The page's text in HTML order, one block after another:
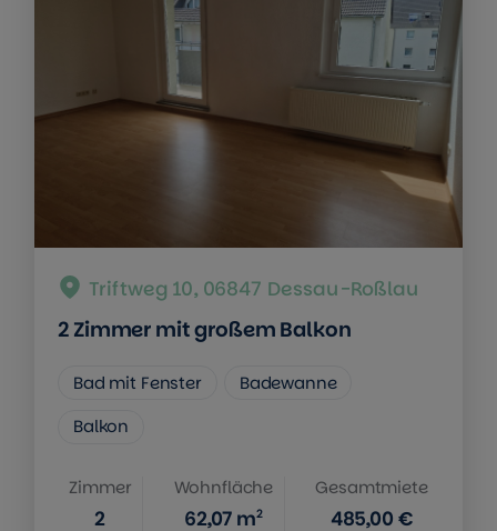
Triftweg 10, 06847 Dessau-Roßlau
2 Zimmer mit großem Balkon
Bad mit Fenster
Badewanne
Balkon
Zimmer
2
Wohnfläche
62,07 m2
Gesamtmiete
485,00 €